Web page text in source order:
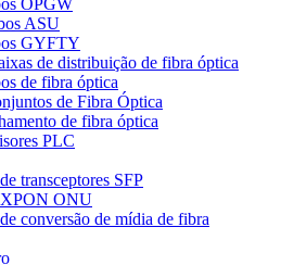
OPGW
ASU
GYFTY
de distribuição de fibra óptica
de fibra óptica
de Fibra Óptica
de fibra óptica
PLC
transceptores SFP
XPON ONU
conversão de mídia de fibra